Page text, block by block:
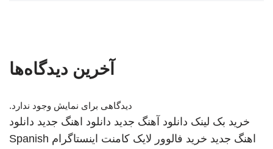
آخرین دیدگاه‌ها
دیدگاهی برای نمایش وجود ندارد.
خرید بک لینک دانلود آهنگ جدید دانلود اهنگ جدید دانلود
اهنگ جدید خرید فالوور لایک کامنت اینستاگرام Spanish